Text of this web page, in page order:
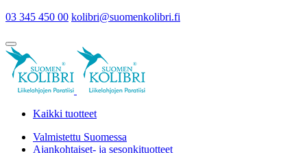
03 345 450 00 kolibri@suomenkolibri.fi
Kaikki tuotteet
Valmistettu Suomessa
Ajankohtaiset- ja sesonkituotteet